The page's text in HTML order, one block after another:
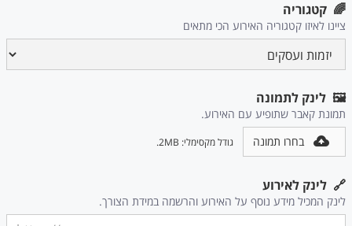
🌈 קטגוריה
ציינו לאיזו קטגוריה האירוע הכי מתאים
🖼 לינק לתמונה
תמונת קאבר שתופיע עם האירוע.
בחרו תמונה
גודל מקסימלי: 2MB.
🔗 לינק לאירוע
לינק המכיל מידע נוסף על האירוע והרשמה במידת הצורך.